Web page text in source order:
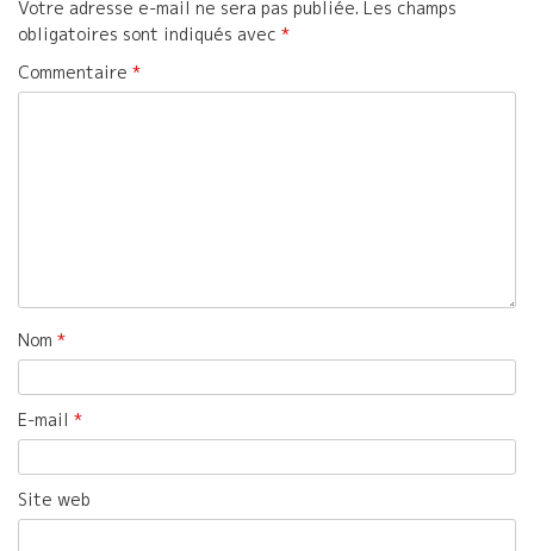
Votre adresse e-mail ne sera pas publiée. Les champs
obligatoires sont indiqués avec *
Commentaire *
Nom *
E-mail *
Site web